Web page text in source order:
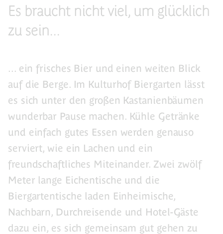
Es braucht nicht viel, um glücklich
zu sein...
... ein frisches Bier und einen weiten Blick
auf die Berge. Im Kulturhof Biergarten lässt
es sich unter den großen Kastanienbäumen
wunderbar Pause machen. Kühle Getränke
und einfach gutes Essen werden genauso
serviert, wie ein Lachen und ein
freundschaftliches Miteinander. Zwei zwölf
Meter lange Eichentische und die
Biergartentische laden Einheimische,
Nachbarn, Durchreisende und Hotel-Gäste
dazu ein, es sich gemeinsam gut gehen zu